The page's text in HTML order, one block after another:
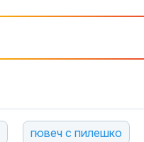
гювеч с пилешко